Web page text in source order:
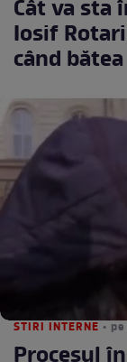
Cât va sta
Iosif
când
STIRI INTERNE •